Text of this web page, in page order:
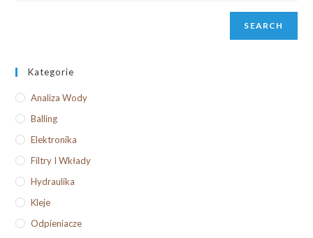
SEARCH
Kategorie
Analiza Wody
Balling
Elektronika
Filtry I Wkłady
Hydraulika
Kleje
Odpieniacze